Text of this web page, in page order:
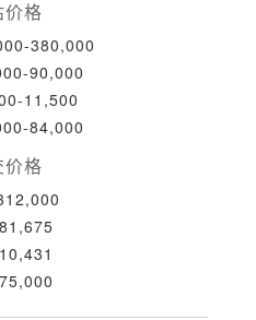
价格
380,000
90,000
11,500
84,000
价格